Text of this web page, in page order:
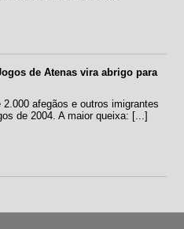
de Atenas vira abrigo para
afegãos e outros imigrantes
de 2004. A maior queixa: [...]